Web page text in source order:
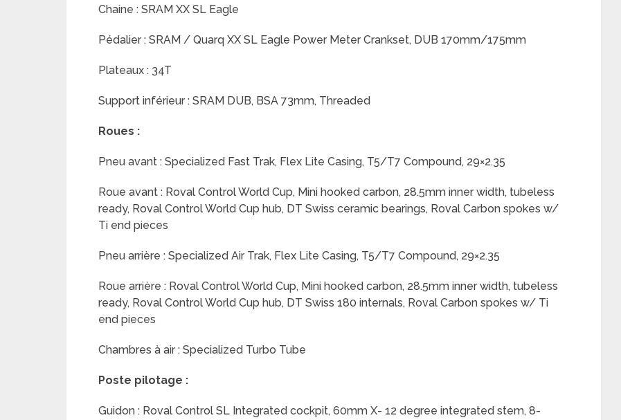
Chaine : SRAM XX SL Eagle
Pédalier : SRAM / Quarq XX SL Eagle Power Meter Crankset, DUB 170mm/175mm
Plateaux : 34T
Support inférieur : SRAM DUB, BSA 73mm, Threaded
Roues :
Pneu avant : Specialized Fast Trak, Flex Lite Casing, T5/T7 Compound, 29×2.35
Roue avant : Roval Control World Cup, Mini hooked carbon, 28.5mm inner width, tubeless
ready, Roval Control World Cup hub, DT Swiss ceramic bearings, Roval Carbon spokes w/
Ti end pieces
Pneu arrière : Specialized Air Trak, Flex Lite Casing, T5/T7 Compound, 29×2.35
Roue arrière : Roval Control World Cup, Mini hooked carbon, 28.5mm inner width, tubeless
ready, Roval Control World Cup hub, DT Swiss 180 internals, Roval Carbon spokes w/ Ti
end pieces
Chambres à air : Specialized Turbo Tube
Poste pilotage :
Guidon : Roval Control SL Integrated cockpit, 60mm X- 12 degree integrated stem, 8-